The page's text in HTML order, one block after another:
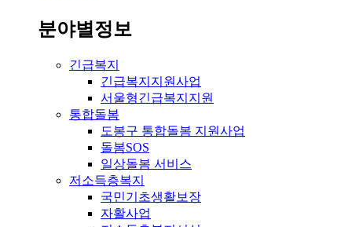
분야별정보
긴급복지
긴급복지지원사업
서울형긴급복지지원
통합돌봄
도봉구 통합돌봄 지원사업
돌봄SOS
일상돌봄 서비스
저소득층복지
국민기초생활보장
자활사업